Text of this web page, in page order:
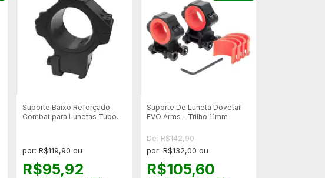
Suporte Baixo Reforçado
Combat para Lunetas Tubo
por: R$119,90 ou
R$95,92
Suporte De Luneta Dovetail
EVO Arms - Trilho 11mm
De: R$142,90
por: R$132,00 ou
R$105,60